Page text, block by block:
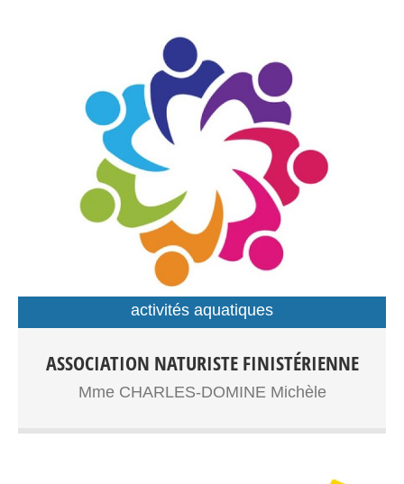
activités aquatiques
ASSOCIATION NATURISTE FINISTÉRIENNE
Mme CHARLES-DOMINE Michèle